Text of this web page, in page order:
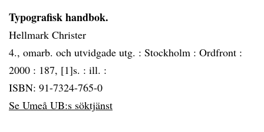
Typografisk handbok.
Hellmark Christer
4., omarb. och utvidgade utg. : Stockholm : Ordfront :
2000 : 187, [1]s. : ill. :
ISBN: 91-7324-765-0
Se Umeå UB:s söktjänst